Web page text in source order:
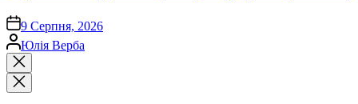
on9 Серпня, 2026
Опубліковано
Юлія Верба
Закрити
пошук